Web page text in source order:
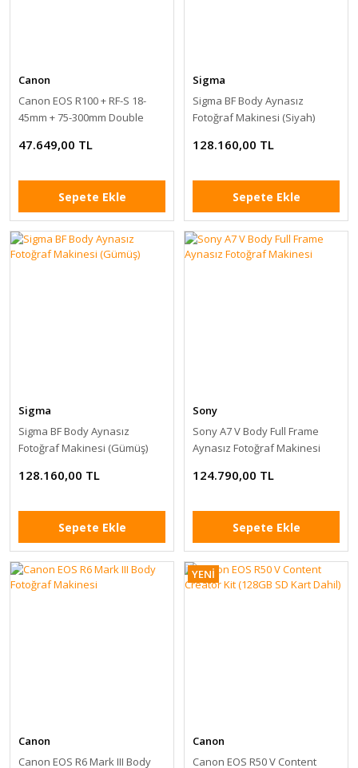
Canon
Canon EOS R100 + RF-S 18-
45mm + 75-300mm Double
47.649,00 TL
Sepete Ekle
Sigma
Sigma BF Body Aynasız
Fotoğraf Makinesi (Siyah)
128.160,00 TL
Sepete Ekle
Sigma
Sigma BF Body Aynasız
Fotoğraf Makinesi (Gümüş)
128.160,00 TL
Sepete Ekle
Sony
Sony A7 V Body Full Frame
Aynasız Fotoğraf Makinesi
124.790,00 TL
Sepete Ekle
Canon
Canon EOS R6 Mark III Body
YENİ
Canon
Canon EOS R50 V Content